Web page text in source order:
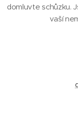
domluvte schůzku.
vaší